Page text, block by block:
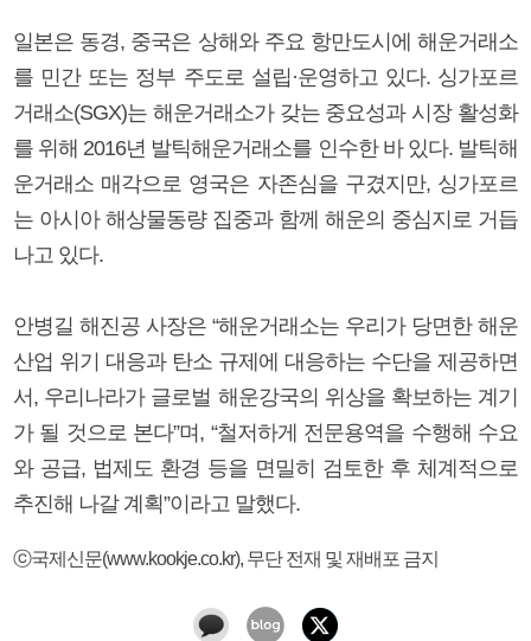
일본은 동경, 중국은 상해와 주요 항만도시에 해운거래소
를 민간 또는 정부 주도로 설립·운영하고 있다. 싱가포르
거래소(SGX)는 해운거래소가 갖는 중요성과 시장 활성화
를 위해 2016년 발틱해운거래소를 인수한 바 있다. 발틱해
운거래소 매각으로 영국은 자존심을 구겼지만, 싱가포르
는 아시아 해상물동량 집중과 함께 해운의 중심지로 거듭
나고 있다.
안병길 해진공 사장은 “해운거래소는 우리가 당면한 해운
산업 위기 대응과 탄소 규제에 대응하는 수단을 제공하면
서, 우리나라가 글로벌 해운강국의 위상을 확보하는 계기
가 될 것으로 본다”며, “철저하게 전문용역을 수행해 수요
와 공급, 법제도 환경 등을 면밀히 검토한 후 체계적으로
추진해 나갈 계획”이라고 말했다.
ⓒ국제신문(www.kookje.co.kr), 무단 전재 및 재배포 금지